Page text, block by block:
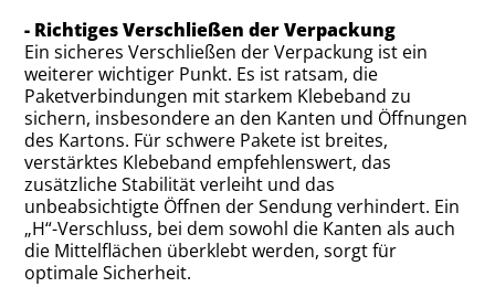
- Richtiges Verschließen der Verpackung
Ein sicheres Verschließen der Verpackung ist ein
weiterer wichtiger Punkt. Es ist ratsam, die
Paketverbindungen mit starkem Klebeband zu
sichern, insbesondere an den Kanten und Öffnungen
des Kartons. Für schwere Pakete ist breites,
verstärktes Klebeband empfehlenswert, das
zusätzliche Stabilität verleiht und das
unbeabsichtigte Öffnen der Sendung verhindert. Ein
„H“-Verschluss, bei dem sowohl die Kanten als auch
die Mittelflächen überklebt werden, sorgt für
optimale Sicherheit.